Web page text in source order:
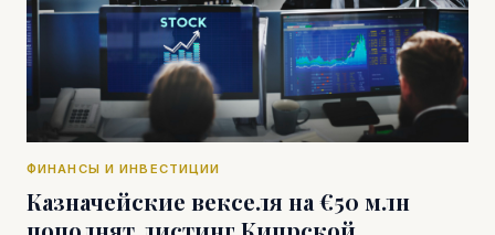
ФИНАНСЫ И ИНВЕСТИЦИИ
Казначейские векселя на €50 млн